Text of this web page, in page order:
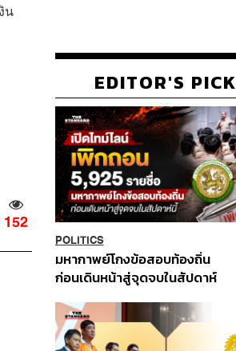
น
152
EDITOR'S PICK
POLITICS
มหากาพย์โกงข้อสอบท้องถิ่น
ก่อนเดินหน้าสู่จุดจบในสัปดาห์